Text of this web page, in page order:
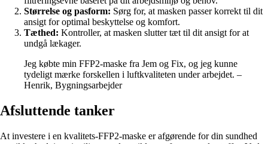
Størrelse og pasform: Sørg for, at masken passer korrekt til dit
ansigt for optimal beskyttelse og komfort.
Tæthed: Kontroller, at masken slutter tæt til dit ansigt for at
undgå lækager.
Jeg købte min FFP2-maske fra Jem og Fix, og jeg kunne
tydeligt mærke forskellen i luftkvaliteten under arbejdet. –
Henrik, Bygningsarbejder
Afsluttende tanker
At investere i en kvalitets-FFP2-maske er afgørende for din sundhed